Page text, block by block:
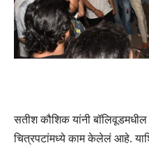
सतीश कौशिक यांनी
चित्रपटांमध्ये काम केलेलं आहे.